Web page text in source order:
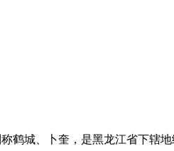
鹤城、卜奎，是黑龙江省下辖